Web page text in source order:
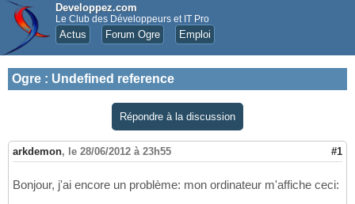
Developpez.com
Le Club des Développeurs et IT Pro
Actus Forum Ogre Emploi
Ogre : Undefined reference
Répondre à la discussion
arkdemon, le 28/06/2012 à 23h55 #1
Bonjour, j'ai encore un problème: mon ordinateur m'affiche ceci: